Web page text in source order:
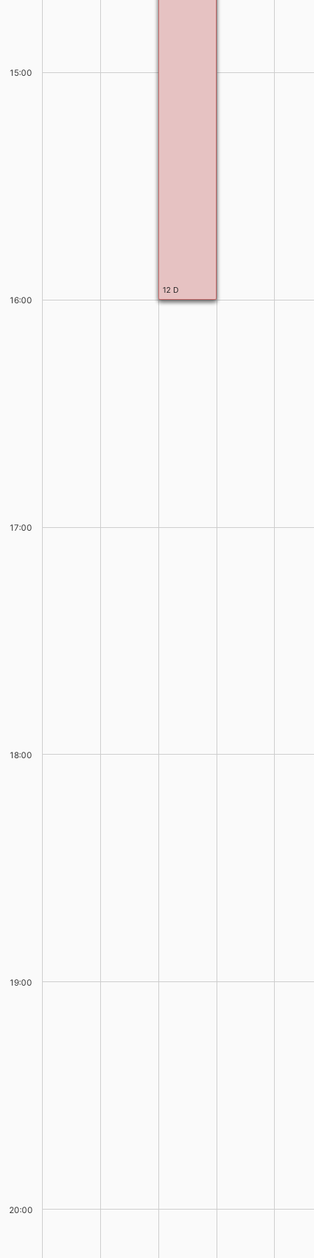
15:00
16:00
17:00
18:00
19:00
20:00
12 D
12 D